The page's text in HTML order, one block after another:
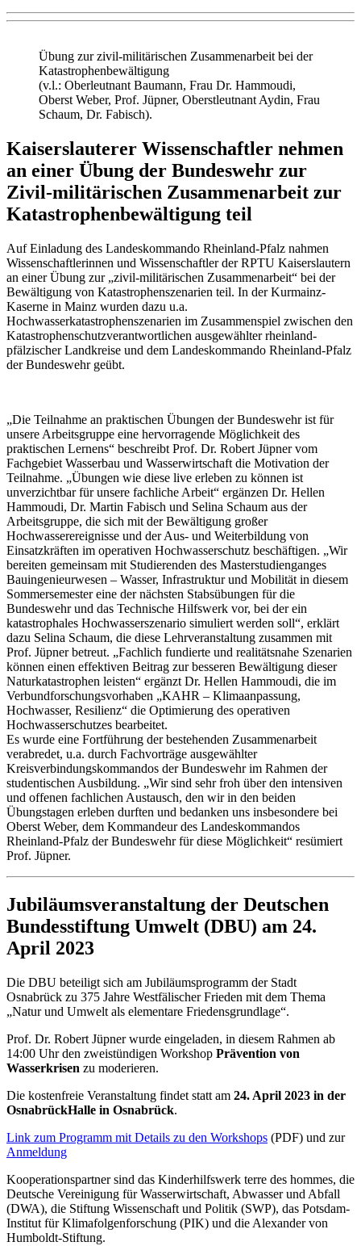
Übung zur zivil-militärischen Zusammenarbeit bei der
Katastrophenbewältigung
(v.l.: Oberleutnant Baumann, Frau Dr. Hammoudi,
Oberst Weber, Prof. Jüpner, Oberstleutnant Aydin, Frau
Schaum, Dr. Fabisch).
Kaiserslauterer Wissenschaftler nehmen
an einer Übung der Bundeswehr zur
Zivil-militärischen Zusammenarbeit zur
Katastrophenbewältigung teil
Auf Einladung des Landeskommando Rheinland-Pfalz nahmen
Wissenschaftlerinnen und Wissenschaftler der RPTU Kaiserslautern
an einer Übung zur „zivil-militärischen Zusammenarbeit“ bei der
Bewältigung von Katastrophenszenarien teil. In der Kurmainz-
Kaserne in Mainz wurden dazu u.a.
Hochwasserkatastrophenszenarien im Zusammenspiel zwischen den
Katastrophenschutzverantwortlichen ausgewählter rheinland-
pfälzischer Landkreise und dem Landeskommando Rheinland-Pfalz
der Bundeswehr geübt.
„Die Teilnahme an praktischen Übungen der Bundeswehr ist für
unsere Arbeitsgruppe eine hervorragende Möglichkeit des
praktischen Lernens“ beschreibt Prof. Dr. Robert Jüpner vom
Fachgebiet Wasserbau und Wasserwirtschaft die Motivation der
Teilnahme. „Übungen wie diese live erleben zu können ist
unverzichtbar für unsere fachliche Arbeit“ ergänzen Dr. Hellen
Hammoudi, Dr. Martin Fabisch und Selina Schaum aus der
Arbeitsgruppe, die sich mit der Bewältigung großer
Hochwasserereignisse und der Aus- und Weiterbildung von
Einsatzkräften im operativen Hochwasserschutz beschäftigen. „Wir
bereiten gemeinsam mit Studierenden des Masterstudienganges
Bauingenieurwesen – Wasser, Infrastruktur und Mobilität in diesem
Sommersemester eine der nächsten Stabsübungen für die
Bundeswehr und das Technische Hilfswerk vor, bei der ein
katastrophales Hochwasserszenario simuliert werden soll“, erklärt
dazu Selina Schaum, die diese Lehrveranstaltung zusammen mit
Prof. Jüpner betreut. „Fachlich fundierte und realitätsnahe Szenarien
können einen effektiven Beitrag zur besseren Bewältigung dieser
Naturkatastrophen leisten“ ergänzt Dr. Hellen Hammoudi, die im
Verbundforschungsvorhaben „KAHR – Klimaanpassung,
Hochwasser, Resilienz“ die Optimierung des operativen
Hochwasserschutzes bearbeitet.
Es wurde eine Fortführung der bestehenden Zusammenarbeit
verabredet, u.a. durch Fachvorträge ausgewählter
Kreisverbindungskommandos der Bundeswehr im Rahmen der
studentischen Ausbildung. „Wir sind sehr froh über den intensiven
und offenen fachlichen Austausch, den wir in den beiden
Übungstagen erleben durften und bedanken uns insbesondere bei
Oberst Weber, dem Kommandeur des Landeskommandos
Rheinland-Pfalz der Bundeswehr für diese Möglichkeit“ resümiert
Prof. Jüpner.
Jubiläumsveranstaltung der Deutschen
Bundesstiftung Umwelt (DBU) am 24.
April 2023
Die DBU beteiligt sich am Jubiläumsprogramm der Stadt
Osnabrück zu 375 Jahre Westfälischer Frieden mit dem Thema
„Natur und Umwelt als elementare Friedensgrundlage“.
Prof. Dr. Robert Jüpner wurde eingeladen, in diesem Rahmen ab
14:00 Uhr den zweistündigen Workshop Prävention von
Wasserkrisen zu moderieren.
Die kostenfreie Veranstaltung findet statt am 24. April 2023 in der
OsnabrückHalle in Osnabrück.
Link zum Programm mit Details zu den Workshops (PDF) und zur
Anmeldung
Kooperationspartner sind das Kinderhilfswerk terre des hommes, die
Deutsche Vereinigung für Wasserwirtschaft, Abwasser und Abfall
(DWA), die Stiftung Wissenschaft und Politik (SWP), das Potsdam-
Institut für Klimafolgenforschung (PIK) und die Alexander von
Humboldt-Stiftung.